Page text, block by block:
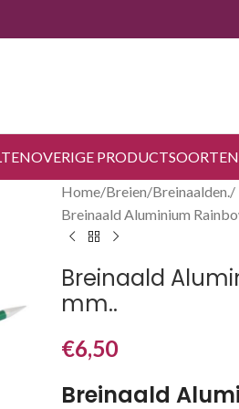
OVERIGE PRODUCTSOORTEN
Home Breien Breinaalden.
Breinaald Aluminium
Breinaald
mm..
€6,50
Breinaald